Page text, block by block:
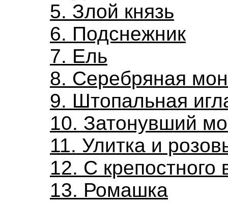
5. Злой князь
6. Подснежник
7. Ель
8. Серебряная
9. Штопальная
10. Затонувший
11. Улитка и
12. С крепостного
13. Ромашка